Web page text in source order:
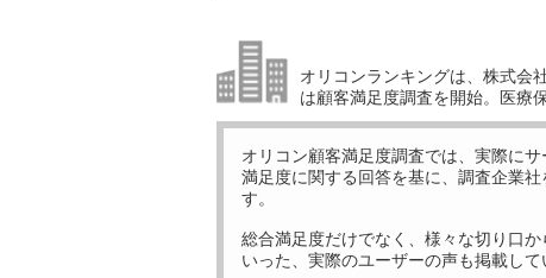
オリコンランキングは、株式会
は顧客満足度調査を開始。医療
オリコン顧客満足度調査では、実際にサ
満足度に関する回答を基に、調査企業社
す。
総合満足度だけでなく、様々な切り口か
いった、実際のユーザーの声も掲載して